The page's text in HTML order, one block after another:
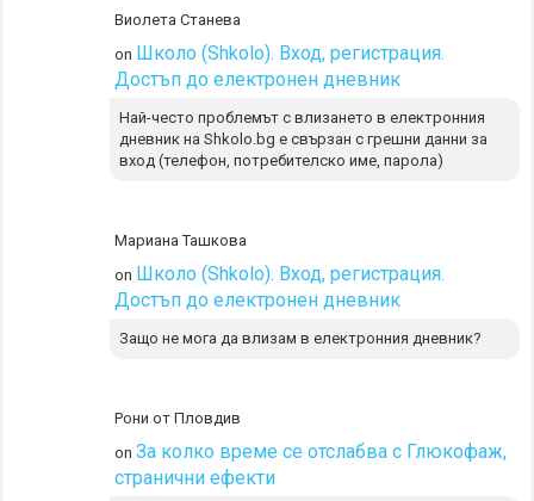
Виолета Станева
on Школо (Shkolo). Вход, регистрация.
Достъп до електронен дневник
Най-често проблемът с влизането в електронния
дневник на Shkolo.bg е свързан с грешни данни за
вход (телефон, потребителско име, парола)
Мариана Ташкова
on Школо (Shkolo). Вход, регистрация.
Достъп до електронен дневник
Защо не мога да влизам в електронния дневник?
Рони от Пловдив
onЗа колко време се отслабва с Глюкофаж,
странични ефекти